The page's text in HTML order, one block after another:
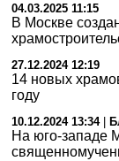
04.03.2025 11:15
В Москве
27.12.2024 12:19
14 новых
году
10.12.2024 13:34|
На юго-западе